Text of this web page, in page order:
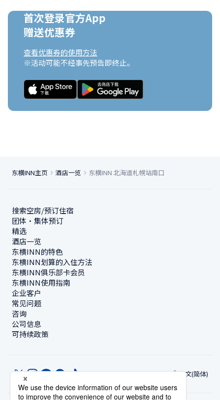
首次登录官方App
赠送优惠券
查看优惠券的使用方法
※活动可能不经事先预告即终止。
东横INN主页 酒店一览 东横INN 北海道札幌站南口
搜索空房/预订住宿
团体・集体预订
精选
酒店一览
东横INN的特色
东横INN划算的入住方法
东横INN俱乐部卡会员
东横INN使用指南
企业客户
常见问题
咨询
公司信息
可持续政策
中文(简体)